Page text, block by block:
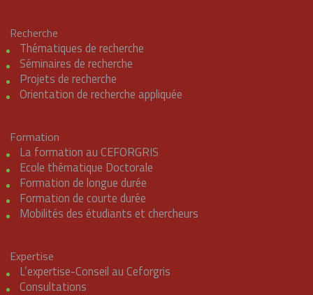
Recherche
Thématiques de recherche
Séminaires de recherche
Projets de recherche
Orientation de recherche appliquée
Formation
La formation au CEFORGRIS
Ecole thématique Doctorale
Formation de longue durée
Formation de courte durée
Mobilités des étudiants et chercheurs
Expertise
L’expertise-Conseil au Ceforgris
Consultations